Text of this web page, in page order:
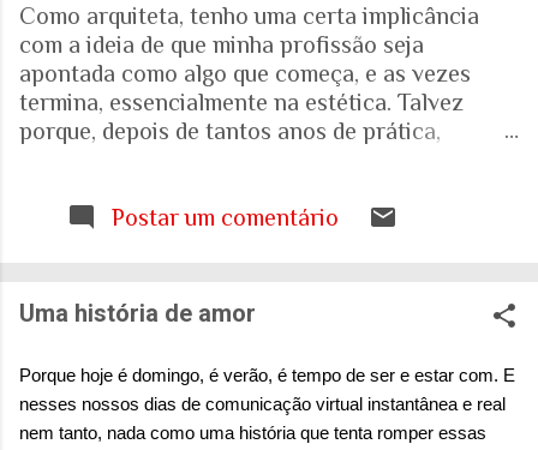
Como arquiteta, tenho uma certa implicância
com a ideia de que minha profissão seja
apontada como algo que começa, e as vezes
termina, essencialmente na estética. Talvez
porque, depois de tantos anos de prática,
cada vez mais evidente para mim que uma porta,
aquilo que aparece nas fotografias dos
mostra que o Brasil está envelhecendo
rapidamente. Aquela pirâmide etária que
Postar um comentário
Uma história de amor
Porque hoje é domingo, é verão, é tempo de ser e estar com. E
nesses nossos dias de comunicação virtual instantânea e real
nem tanto, nada como uma história que tenta romper essas